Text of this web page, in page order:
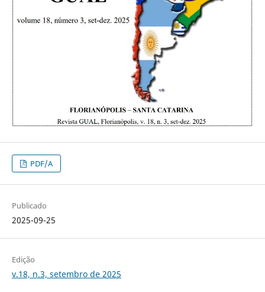
PDF/A
Publicado
2025-09-25
Edição
v.18, n.3, setembro de 2025